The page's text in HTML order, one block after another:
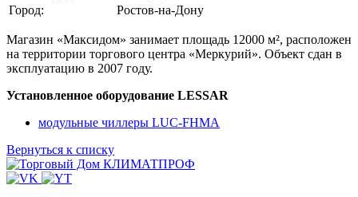
Город: Ростов-на-Дону
Магазин «Максидом» занимает площадь 12000 м², расположен
на территории торгового центра «Меркурий». Объект сдан в
эксплуатацию в 2007 году.
Установленное оборудование LESSAR
модульные чиллеры LUC-FHMA
Вернуться к списку